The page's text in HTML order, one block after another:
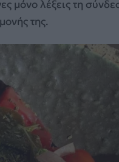
μόνο λέξεις τη
της.